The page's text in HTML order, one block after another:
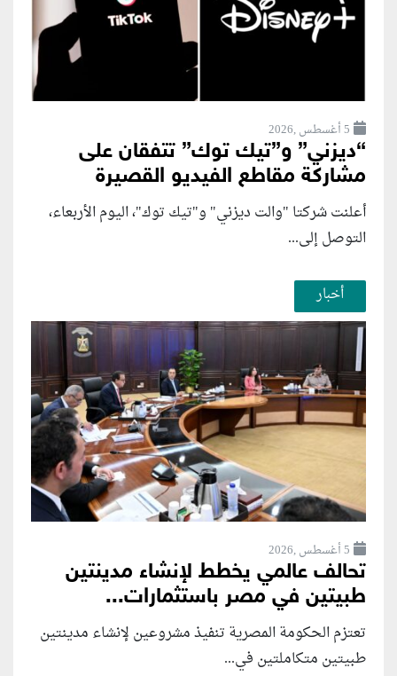
5 أغسطس ,2026
“ديزني” و”تيك توك” تتفقان على
مشاركة مقاطع الفيديو القصيرة
أعلنت شركتا "والت ديزني" و"تيك توك"، اليوم الأربعاء،
التوصل إلى...
أخبار
5 أغسطس ,2026
تحالف عالمي يخطط لإنشاء مدينتين
طبيتين في مصر باستثمارات...
تعتزم الحكومة المصرية تنفيذ مشروعين لإنشاء مدينتين
طبيتين متكاملتين في...